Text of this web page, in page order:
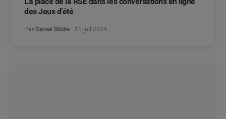
des Jeux d’été
Par Danaé Sibille 11 juil 2024